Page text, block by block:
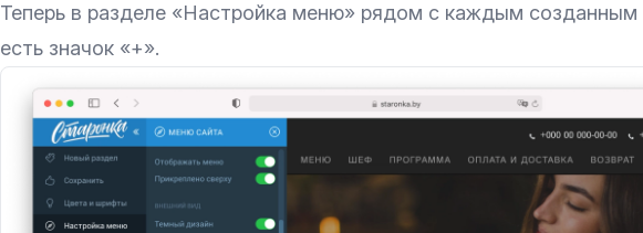
Теперь в разделе «Настройка меню» рядом с каждым
есть значок «+».